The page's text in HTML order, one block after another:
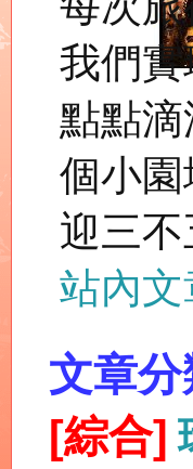
我們
點點
個小
迎三
站內
文章分
[綜合]